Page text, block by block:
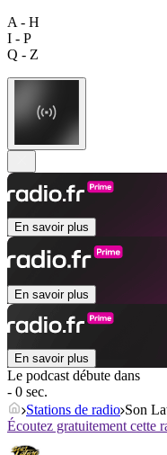
A - H
I - P
Q - Z
En savoir plus
En savoir plus
En savoir plus
Le podcast débute dans
- 0 sec.
Stations de radio Son
Écoutez gratuitement cette